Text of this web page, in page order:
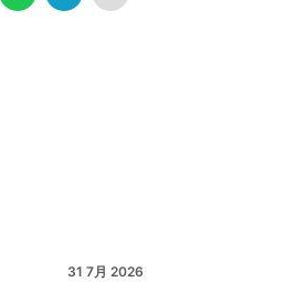
31 7月 2026